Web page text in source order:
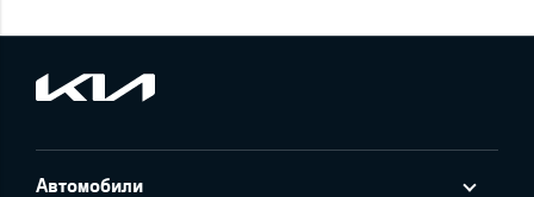
Автомобили